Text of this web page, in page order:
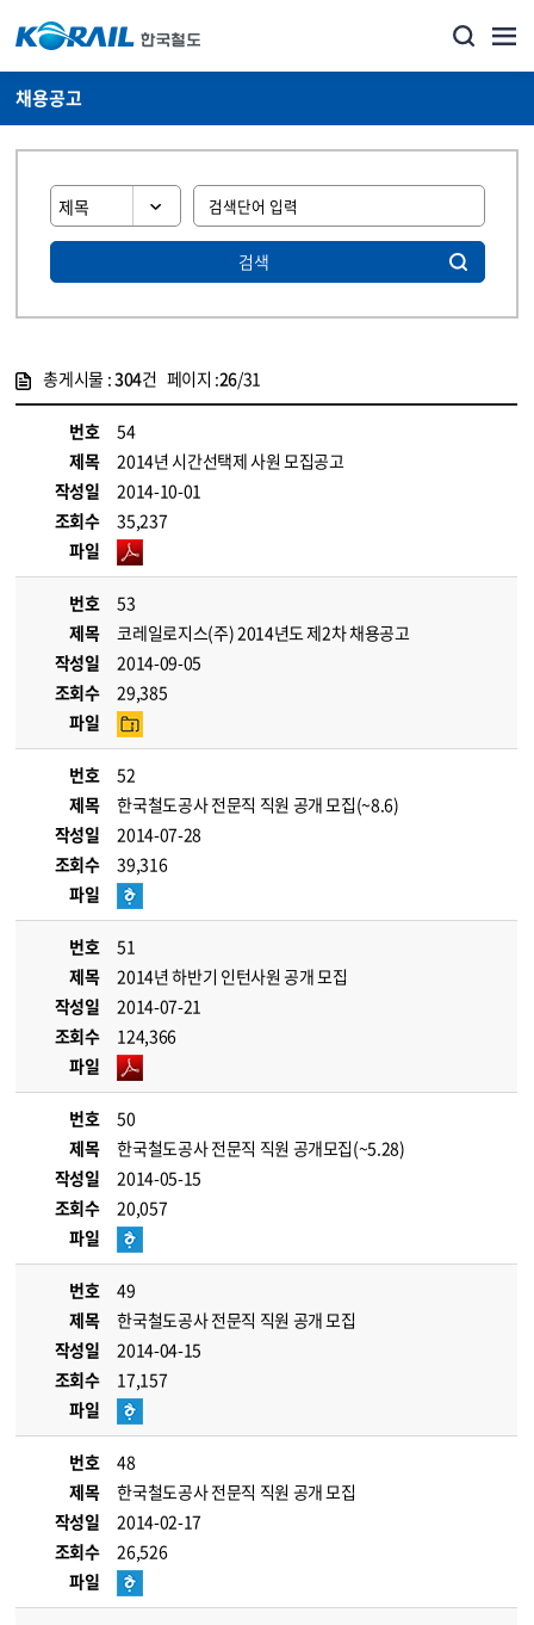
채용공고
검색
총게시물 :304건 페이지 :26/31
번호
54
제목
2014년 시간선택제 사원 모집공고
작성일
2014-10-01
조회수
35,237
파일
번호
53
제목
코레일로지스(주) 2014년도 제2차 채용공고
작성일
2014-09-05
조회수
29,385
파일
번호
52
제목
한국철도공사 전문직 직원 공개 모집(~8.6)
작성일
2014-07-28
조회수
39,316
파일
번호
51
제목
2014년 하반기 인턴사원 공개 모집
작성일
2014-07-21
조회수
124,366
파일
번호
50
제목
한국철도공사 전문직 직원 공개모집(~5.28)
작성일
2014-05-15
조회수
20,057
파일
번호
49
제목
한국철도공사 전문직 직원 공개 모집
작성일
2014-04-15
조회수
17,157
파일
번호
48
제목
한국철도공사 전문직 직원 공개 모집
작성일
2014-02-17
조회수
26,526
파일